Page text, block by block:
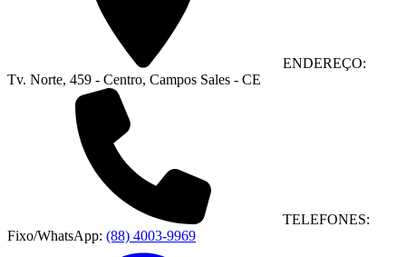
ENDEREÇO:
Tv. Norte, 459 - Centro, Campos Sales - CE
TELEFONES:
Fixo/WhatsApp: (88) 4003-9969